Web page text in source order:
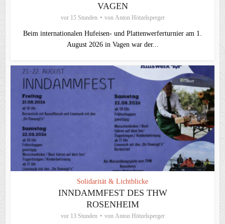
VAGEN
vor 15 Stunden von Anton Hötzelsperger
Beim internationalen Hufeisen- und Plattenwerferturnier am 1.
August 2026 in Vagen war der...
Solidarität & Lichtblicke
INNDAMMFEST DES THW
ROSENHEIM
vor 13 Stunden von Anton Hötzelsperger